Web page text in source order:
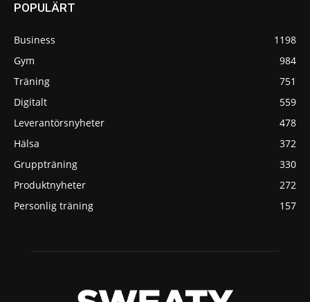
POPULÄRT
Business
1198
Gym
984
Träning
751
Digitalt
559
Leverantörsnyheter
478
Hälsa
372
Gruppträning
330
Produktnyheter
272
Personlig träning
157